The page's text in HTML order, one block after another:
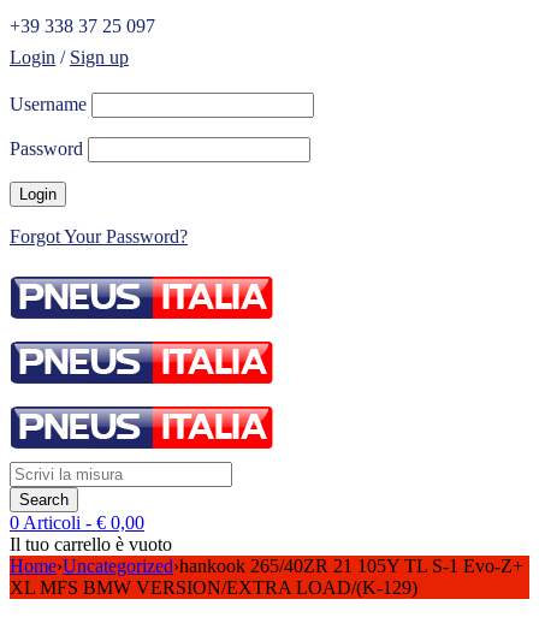
+39 338 37 25 097
Login / Sign up
Username
Password
Forgot Your Password?
0 Articoli - € 0,00
Il tuo carrello è vuoto
Home›Uncategorized›hankook 265/40ZR 21 105Y TL S-1 Evo-Z+
XL MFS BMW VERSION/EXTRA LOAD/(K-129)